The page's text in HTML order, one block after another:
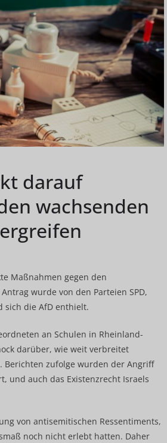
darauf
wachsenden
Maßnahmen gegen den
wurde von den Parteien SPD,
sich die AfD enthielt.
an Schulen in Rheinland-
darüber, wie weit verbreitet
zufolge wurden der Angriff
und auch das Existenzrecht Israels
von antisemitischen Ressentiments,
noch nicht erlebt hatten. Daher